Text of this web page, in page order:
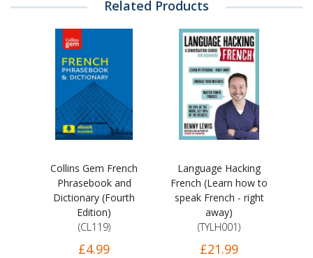
Related Products
Collins Gem French
Phrasebook and
Dictionary (Fourth
Edition)
(CL119)
£4.99
Language Hacking
French (Learn how to
speak French - right
away)
(TYLH001)
£21.99